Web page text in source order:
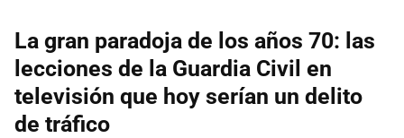
La gran paradoja de los años 70: las
lecciones de la Guardia Civil en
televisión que hoy serían un delito
de tráfico